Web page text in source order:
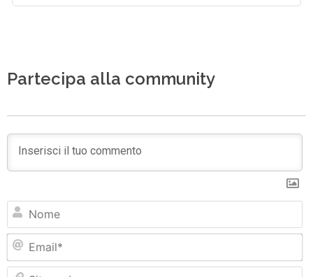
Partecipa alla community